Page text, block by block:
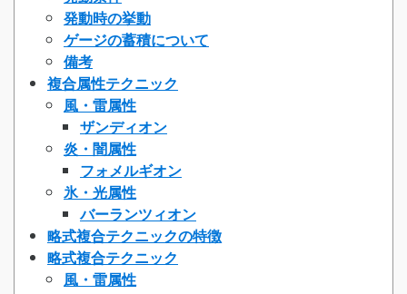
発動時の挙動
ゲージの蓄積について
備考
複合属性テクニック
風・雷属性
ザンディオン
炎・闇属性
フォメルギオン
氷・光属性
バーランツィオン
略式複合テクニックの特徴
略式複合テクニック
風・雷属性